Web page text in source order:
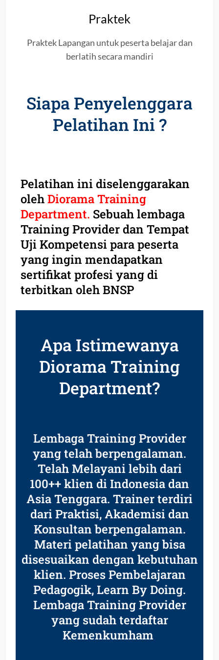
Praktek
Praktek Lapangan untuk peserta belajar dan
berlatih secara mandiri
Siapa Penyelenggara
Pelatihan Ini ?
Pelatihan ini diselenggarakan
olehDiorama Training
Department. Sebuah lembaga
Training Provider dan Tempat
Uji Kompetensi para peserta
yang ingin mendapatkan
sertifikat profesi yang di
terbitkan oleh BNSP
Apa Istimewanya
Diorama Training
Department?
Lembaga Training Provider
yang telah berpengalaman.
Telah Melayani lebih dari
100++ klien di Indonesia dan
Asia Tenggara. Trainer terdiri
dari Praktisi, Akademisi dan
Konsultan berpengalaman.
Materi pelatihan yang bisa
disesuaikan dengan kebutuhan
klien. Proses Pembelajaran
Pedagogik, Learn By Doing.
Lembaga Training Provider
yang sudah terdaftar
Kemenkumham